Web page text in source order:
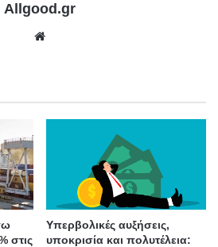
Allgood.gr
στις
Υπερβολικές αυξήσεις,
υποκρισία και πολυτέλεια: